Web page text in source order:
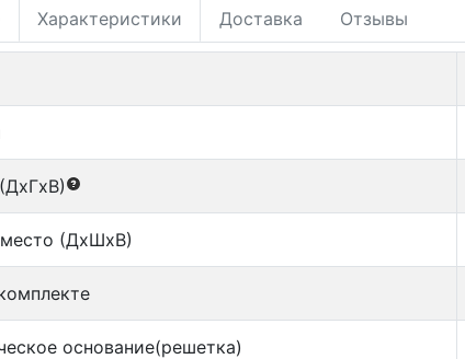
Характеристики Доставка Отзывы
(ДxШxВ)
основание(решетка)